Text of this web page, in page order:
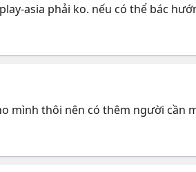
asia phải ko. nếu có thể bác
mình thôi nên có thêm người cần